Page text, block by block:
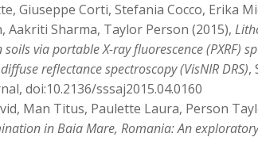
Giuseppe Corti, Stefania Cocco, Erika
Aakriti Sharma, Taylor Person (2015),
soils via portable X-ray fluorescence (PXRF)
reflectance spectroscopy (VisNIR DRS),
doi:10.2136/sssaj2015.04.0160
Man Titus, Paulette Laura, Person
in Baia Mare, Romania: An